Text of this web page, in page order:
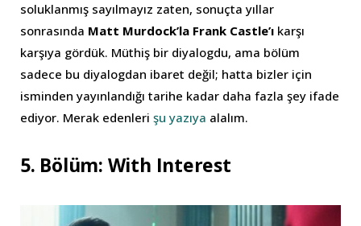
soluklanmış sayılmayız zaten, sonuçta yıllar
sonrasında Matt Murdock’la Frank Castle’ı karşı
karşıya gördük. Müthiş bir diyalogdu, ama bölüm
sadece bu diyalogdan ibaret değil; hatta bizler için
isminden yayınlandığı tarihe kadar daha fazla şey ifade
ediyor. Merak edenleri şu yazıya alalım.
5. Bölüm: With Interest